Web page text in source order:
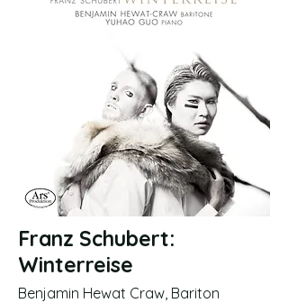
Franz Schubert:
Winterreise
Benjamin Hewat Craw, Bariton